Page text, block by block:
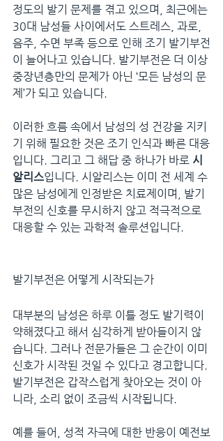
정도의 발기 문제를 겪고 있으며, 최근에는
30대 남성들 사이에서도 스트레스, 과로,
음주, 수면 부족 등으로 인해 조기 발기부전
이 늘어나고 있습니다. 발기부전은 더 이상
중장년층만의 문제가 아닌 ‘모든 남성의 문
제’가 되고 있습니다.
이러한 흐름 속에서 남성의 성 건강을 지키
기 위해 필요한 것은 조기 인식과 빠른 대응
입니다. 그리고 그 해답 중 하나가 바로 시
알리스입니다. 시알리스는 이미 전 세계 수
많은 남성에게 인정받은 치료제이며, 발기
부전의 신호를 무시하지 않고 적극적으로
대응할 수 있는 과학적 솔루션입니다.
발기부전은 어떻게 시작되는가
대부분의 남성은 하루 이틀 정도 발기력이
약해졌다고 해서 심각하게 받아들이지 않
습니다. 그러나 전문가들은 그 순간이 이미
신호가 시작된 것일 수 있다고 경고합니다.
발기부전은 갑작스럽게 찾아오는 것이 아
니라, 소리 없이 조금씩 시작됩니다.
예를 들어, 성적 자극에 대한 반응이 예전보